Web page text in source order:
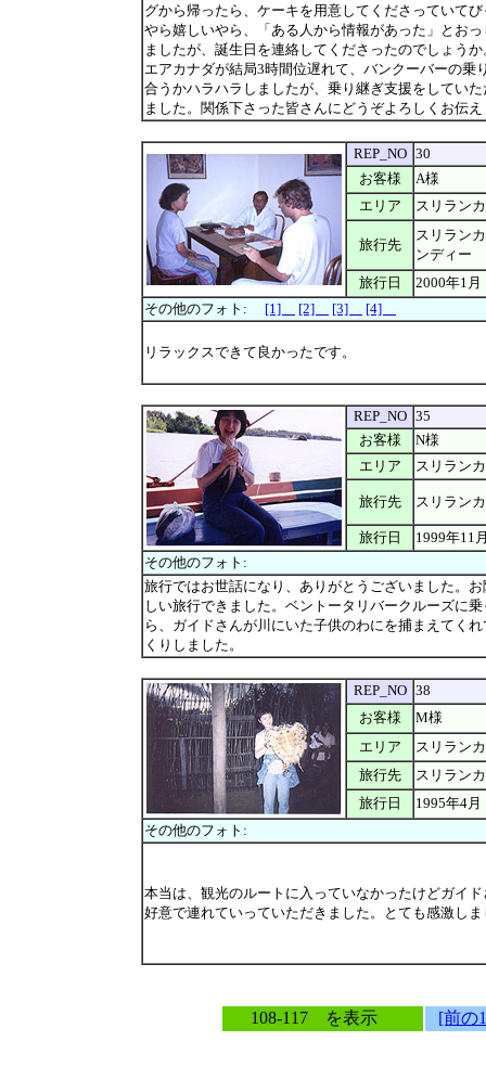
グから帰ったら、ケーキを用意してくださっていて
やら嬉しいやら、「ある人から情報があった」とお
ましたが、誕生日を連絡してくださったのでしょう
エアカナダが結局3時間位遅れて、バンクーバーの乗
合うかハラハラしましたが、乗り継ぎ支援をしてい
ました。関係下さった皆さんにどうぞよろしくお伝
REP_NO 30
お客様
A様
エリア
スリランカ
旅行先
スリラン
ンディー
旅行日
2000年1月
その他のフォト: [1] [2] [3] [4]
リラックスできて良かったです。
REP_NO 35
お客様
N様
エリア
スリランカ
旅行先 スリランカ
旅行日
1999年11
その他のフォト:
旅行ではお世話になり、ありがとうございました。お
しい旅行できました。ベントータリバークルーズに乗
ら、ガイドさんが川にいた子供のわにを捕まえてく
くりしました。
REP_NO 38
お客様
M様
エリア
スリランカ
旅行先
スリランカ
旅行日
1995年4月
その他のフォト:
本当は、観光のルートに入っていなかったけどガイド
好意で連れていっていただきました。とても感激しま
108-117 を表示 [前の